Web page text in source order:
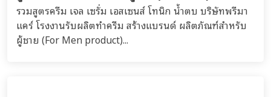
รวมสูตรครีม เจล เซรั่ม เอสเซนส์ โทนิก น้ำตบ บริษัทพรีมา
แคร์ โรงงานรับผลิตทำครีม สร้างแบรนด์ ผลิตภัณฑ์สำหรับ
ผู้ชาย (For Men product)...